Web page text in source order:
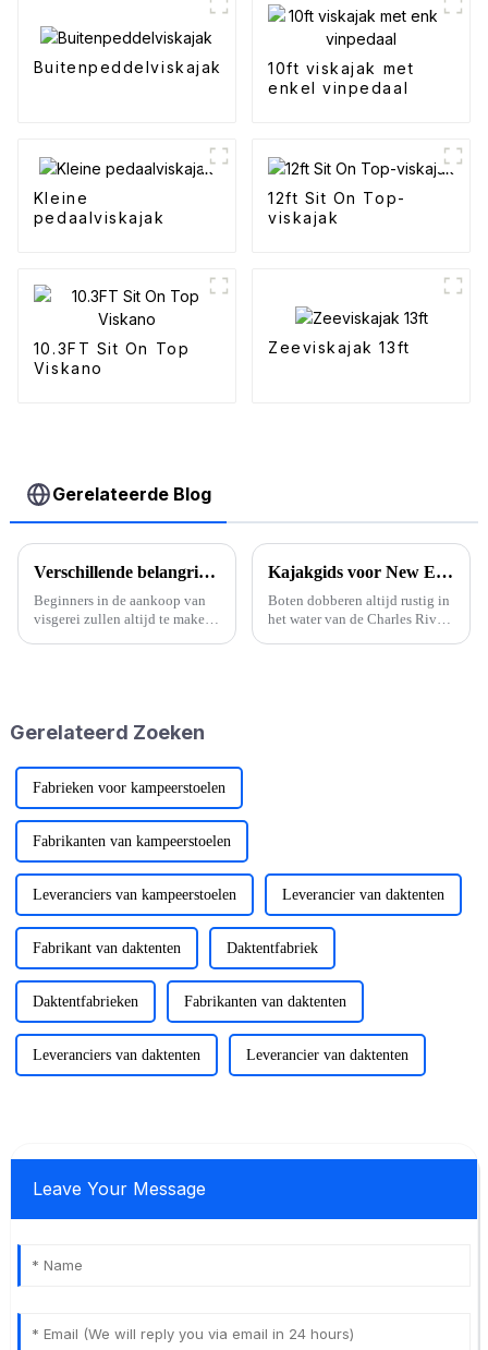
Buitenpeddelviskajak
10ft viskajak met
enkel vinpedaal
Kleine
pedaalviskajak
12ft Sit On Top-
viskajak
10.3FT Sit On Top
Viskano
Zeeviskajak 13ft
Gerelateerde Blog
Verschillende belangrijke factoren bij het kiezen van een vislijnmolen
Beginners in de aankoop van
visgerei zullen altijd te maken
met het gebruik ervan is n...
Kajakgids voor New England
Boten dobberen altijd rustig in
het water van de Charles River.
Gerelateerd Zoeken
Fabrieken voor kampeerstoelen
Fabrikanten van kampeerstoelen
Leveranciers van kampeerstoelen Leverancier van daktenten
Fabrikant van daktenten Daktentfabriek
Daktentfabrieken Fabrikanten van daktenten
Leveranciers van daktenten Leverancier van daktenten
Leave Your Message